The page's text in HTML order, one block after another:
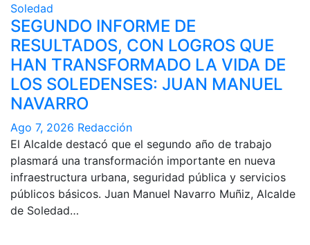
Soledad
SEGUNDO INFORME DE
RESULTADOS, CON LOGROS QUE
HAN TRANSFORMADO LA VIDA DE
LOS SOLEDENSES: JUAN MANUEL
NAVARRO
Ago 7, 2026 Redacción
El Alcalde destacó que el segundo año de trabajo
plasmará una transformación importante en nueva
infraestructura urbana, seguridad pública y servicios
públicos básicos. Juan Manuel Navarro Muñiz, Alcalde
de Soledad…